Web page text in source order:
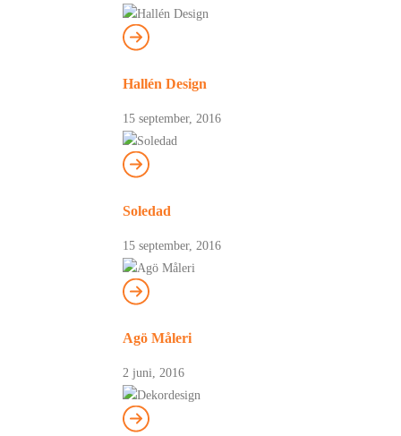
Hallén Design
15 september, 2016
Soledad
15 september, 2016
Agö Måleri
2 juni, 2016